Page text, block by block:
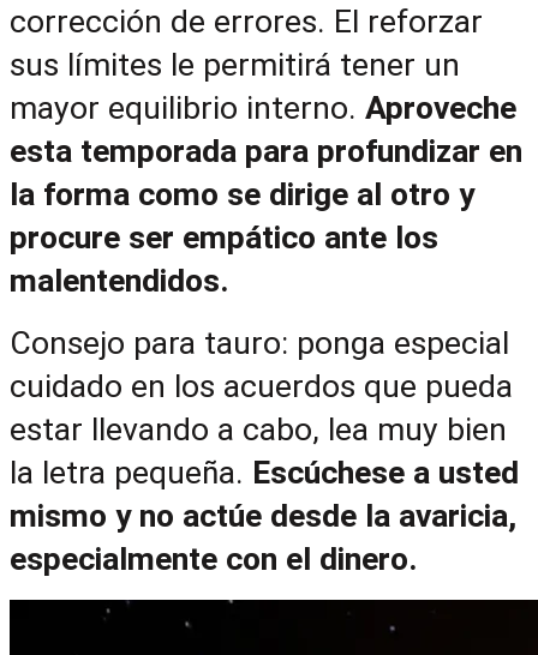
corrección de errores. El reforzar
sus límites le permitirá tener un
mayor equilibrio interno. Aproveche
esta temporada para profundizar en
la forma como se dirige al otro y
procure ser empático ante los
malentendidos.
Consejo para tauro: ponga especial
cuidado en los acuerdos que pueda
estar llevando a cabo, lea muy bien
la letra pequeña. Escúchese a usted
mismo y no actúe desde la avaricia,
especialmente con el dinero.